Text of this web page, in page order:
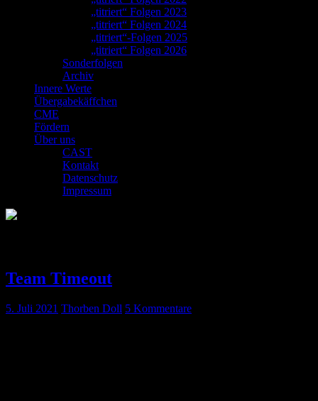
„titriert“ Folgen 2023
„titriert“ Folgen 2024
„titriert“-Folgen 2025
„titriert“ Folgen 2026
Sonderfolgen
Archiv
Innere Werte
Übergabekäffchen
CME
Fördern
Über uns
CAST
Kontakt
Datenschutz
Impressum
Team Timeout
5. Juli 2021 Thorben Doll 5 Kommentare